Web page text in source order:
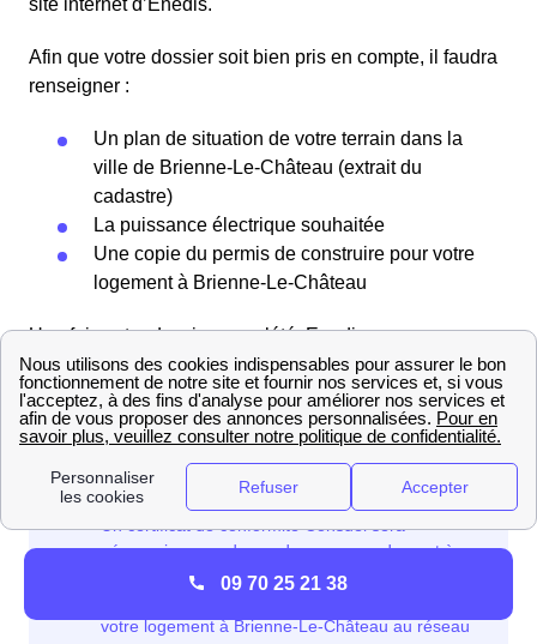
site internet d’Enedis.
Afin que votre dossier soit bien pris en compte, il faudra
renseigner :
Un plan de situation de votre terrain dans la
ville de Brienne-Le-Château (extrait du
cadastre)
La puissance électrique souhaitée
Une copie du permis de construire pour votre
logement à Brienne-Le-Château
Une fois votre dossier complété, Enedis vous
transmettra un devis et un calendrier des travaux à
réaliser pour raccorder votre logement à Brienne-Le-
Château au réseau électrique.
09 70 25 21 38